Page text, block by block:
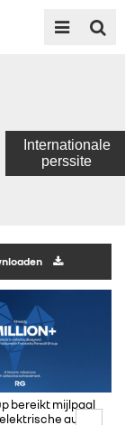
Internationale
perssite
bereikt mijlpaal
auto’s